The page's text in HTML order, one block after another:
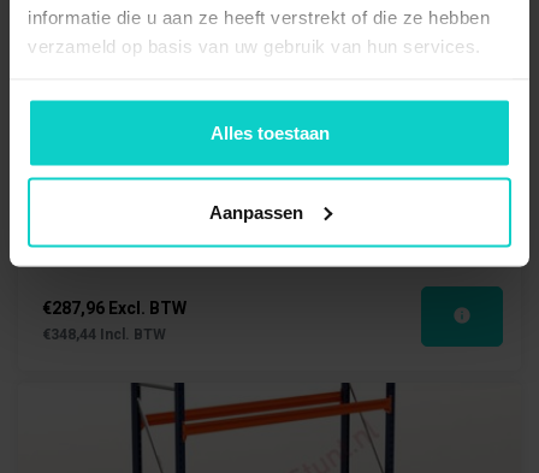
informatie die u aan ze heeft verstrekt of die ze hebben
verzameld op basis van uw gebruik van hun services.
Alles toestaan
Aanpassen
Bandenstelling Basisvak 3000x2500x400mm
€287,96 Excl. BTW
€348,44 Incl. BTW